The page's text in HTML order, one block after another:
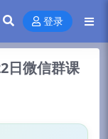
登录
日微信群课